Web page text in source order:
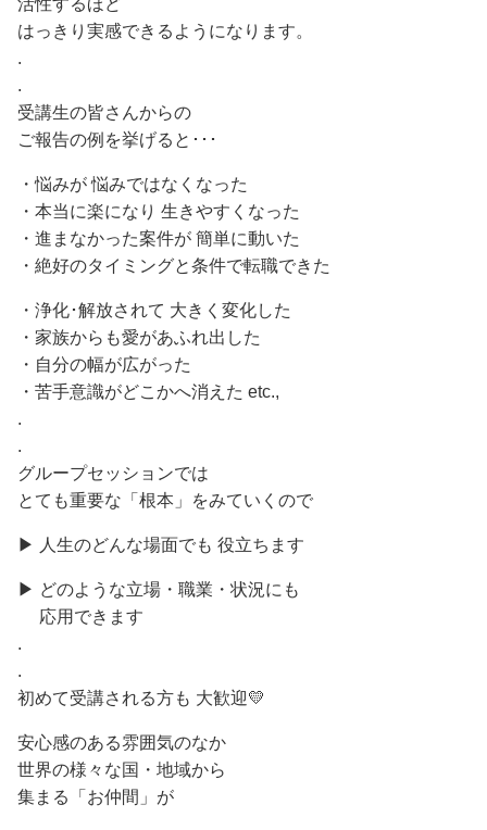
はっきり実感できるようになります。
.
.
受講生の皆さんからの
ご報告の例を挙げると･･･
・悩みが 悩みではなくなった
・本当に楽になり 生きやすくなった
・進まなかった案件が 簡単に動いた
・絶好のタイミングと条件で転職できた
・浄化･解放されて 大きく変化した
・家族からも愛があふれ出した
・自分の幅が広がった
・苦手意識がどこかへ消えた etc.,
.
.
グループセッションでは
とても重要な「根本」をみていくので
▶ 人生のどんな場面でも 役立ちます
▶ どのような立場・職業・状況にも
応用できます
.
.
初めて受講される方も 大歓迎💛
安心感のある雰囲気のなか
世界の様々な国・地域から
集まる「お仲間」が